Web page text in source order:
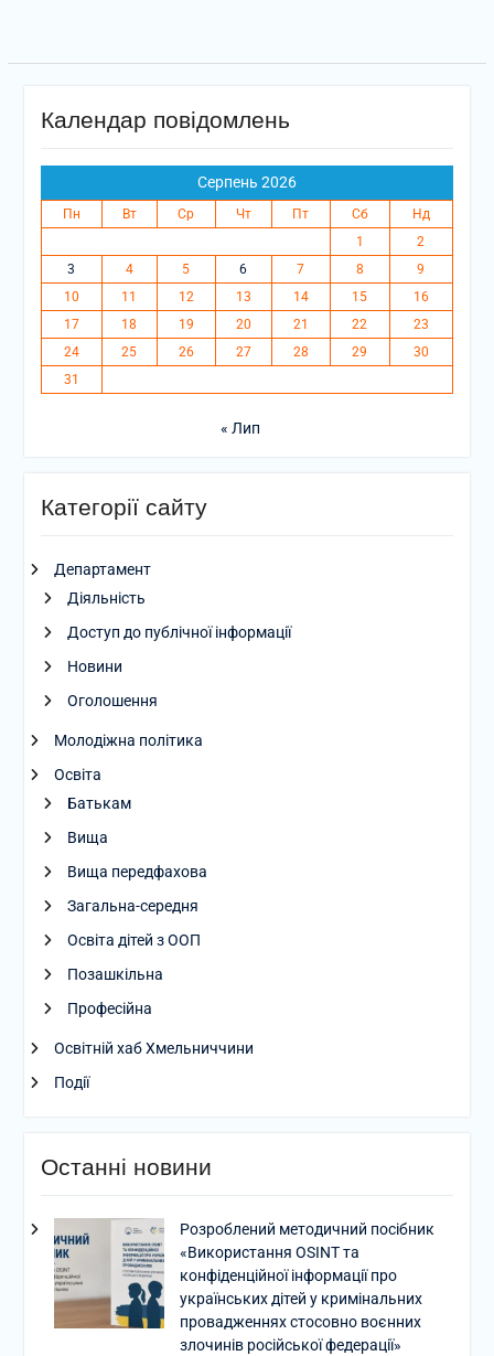
Календар повідомлень
Серпень 2026
Пн Вт Ср Чт Пт Сб
Нд
1
2
3
4 5 6 7 8
9
10
11 12 13 14 15
16
17
18 19 20 21 22
23
24
25 26 27 28 29
30
31
« Лип
Категорії сайту
Департамент
Діяльність
Доступ до публічної інформації
Новини
Оголошення
Молодіжна політика
Освіта
Батькам
Вища
Вища передфахова
Загальна-середня
Освіта дітей з ООП
Позашкільна
Професійна
Освітній хаб Хмельниччини
Події
Останні новини
Розроблений методичний посібник
«Використання OSINT та
конфіденційної інформації про
українських дітей у кримінальних
провадженнях стосовно воєнних
злочинів російської федерації»